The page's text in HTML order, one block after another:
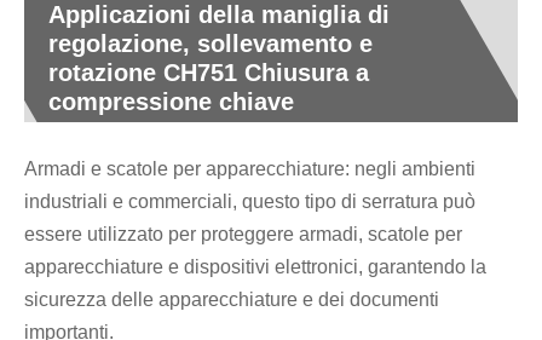
Applicazioni della maniglia di
regolazione, sollevamento e
rotazione CH751 Chiusura a
compressione chiave
Armadi e scatole per apparecchiature: negli ambienti
industriali e commerciali, questo tipo di serratura può
essere utilizzato per proteggere armadi, scatole per
apparecchiature e dispositivi elettronici, garantendo la
sicurezza delle apparecchiature e dei documenti
importanti.